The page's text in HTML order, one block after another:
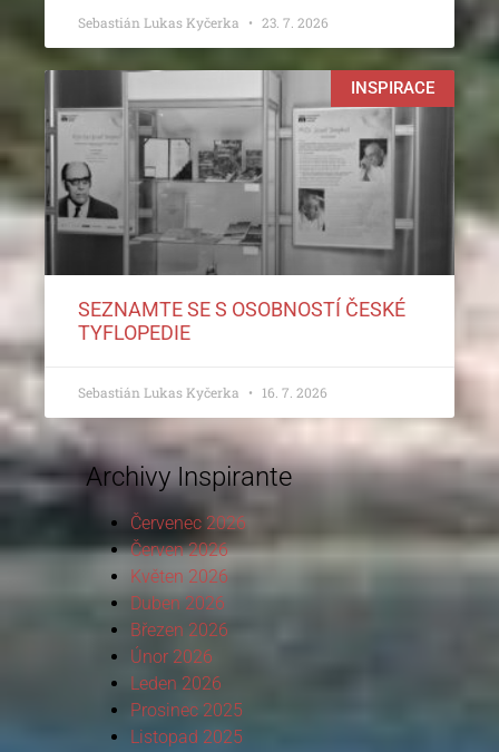
Sebastián Lukas Kyčerka 23. 7. 2026
INSPIRACE
SEZNAMTE SE S OSOBNOSTÍ ČESKÉ
TYFLOPEDIE
Sebastián Lukas Kyčerka 16. 7. 2026
Archivy Inspirante
Červenec 2026
Červen 2026
Květen 2026
Duben 2026
Březen 2026
Únor 2026
Leden 2026
Prosinec 2025
Listopad 2025